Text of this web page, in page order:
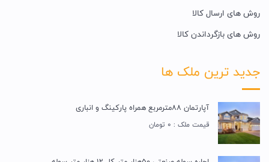
روش های ارسال کالا
روش های بازگرداندن کالا
جدید ترین ملک ها
آپارتمان 88مترمربع همراه پارکینگ و انباری
قیمت ملک : 0 تومان